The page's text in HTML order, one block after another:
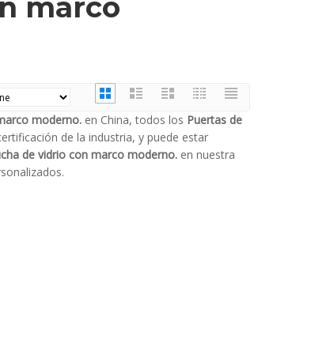
marco
moderno. en China, todos los Puertas de
de la industria, y puede estar
de vidrio con marco moderno. en nuestra